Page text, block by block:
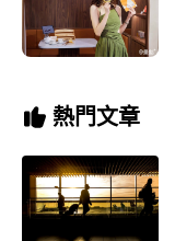
熱門文章